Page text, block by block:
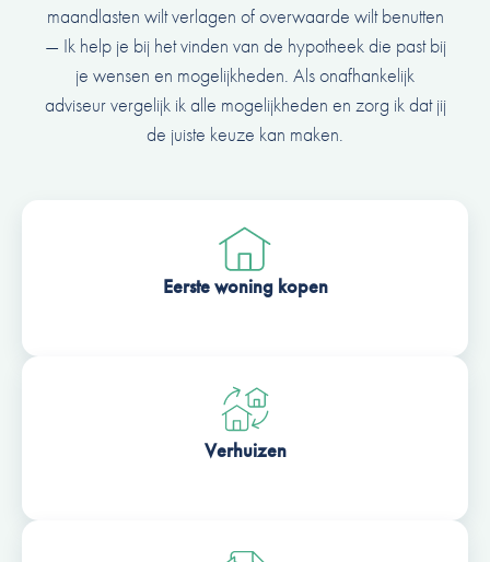
maandlasten wilt verlagen of overwaarde wilt benutten
— Ik help je bij het vinden van de hypotheek die past bij
je wensen en mogelijkheden. Als onafhankelijk
adviseur vergelijk ik alle mogelijkheden en zorg ik dat jij
de juiste keuze kan maken.
Eerste woning kopen
Verhuizen